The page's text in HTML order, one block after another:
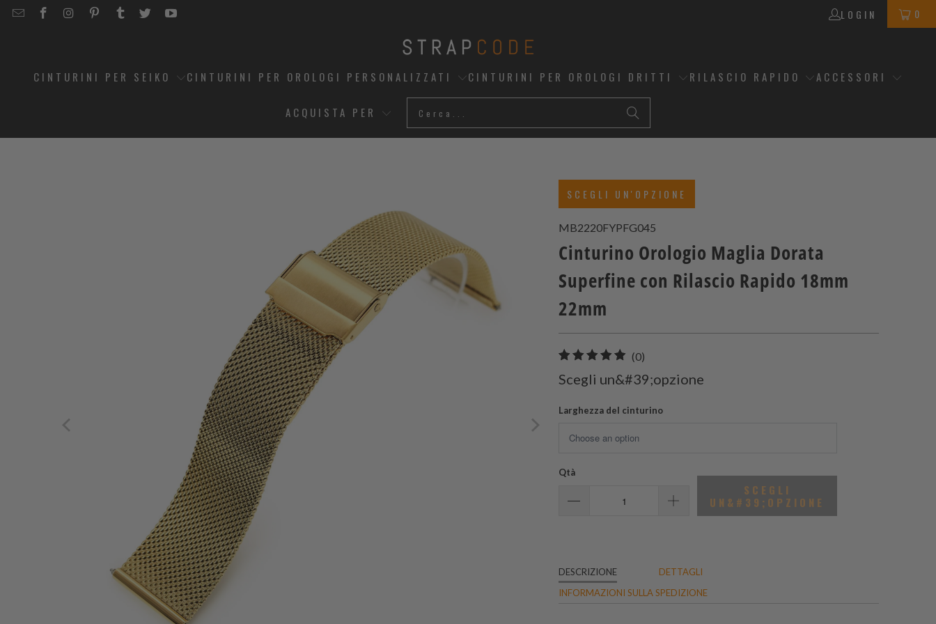
EMAILSTRAPCODE
STRAPCODE
STRAPCODE
STRAPCODE
STRAPCODE
STRAPCODE
LOGIN 0
CINTURINI PER SEIKO CINTURINI PER OROLOGI PERSONALIZZATI CINTURINI PER OROLOGI DRITTI RILASCIO RAPIDO ACCESSORI
ACQUISTA PER
SCEGLI UN'OPZIONE
MB2220FYPFG045
Cinturino Orologio Maglia Dorata
Superfine con Rilascio Rapido 18mm
22mm
(0)
recensioni
totali
Scegli un&#39;opzione
Larghezza del cinturino
Qtà
SCEGLI
UN&#39;OPZIONE
DESCRIZIONE
DETTAGLI
INFORMAZIONI SULLA SPEDIZIONE